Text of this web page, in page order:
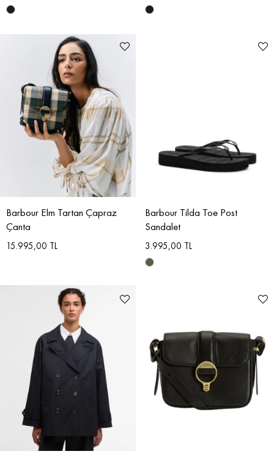
Barbour Elm Tartan Çapraz
Çanta
15.995,00 TL
Barbour Tilda Toe Post
Sandalet
3.995,00 TL